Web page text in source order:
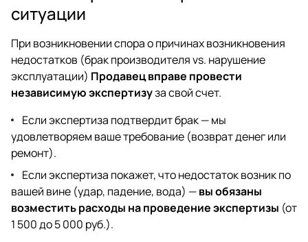
ситуации
При возникновении спора о причинах возникновения
недостатков (брак производителя vs. нарушение
эксплуатации) Продавец вправе провести
независимую экспертизуза свой счет.
Если экспертиза подтвердит брак — мы
удовлетворяем ваше требование (возврат денег или
ремонт).
Если экспертиза покажет, что недостаток возник по
вашей вине (удар, падение, вода) —вы обязаны
возместить расходы на проведение экспертизы (от
1 500 до 5 000 руб.).